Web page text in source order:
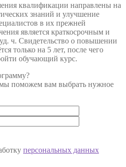
квалификации направлены на
знаний и улучшение
в их прежней
является краткосрочным и
ч. Свидетельство о повышении
только на 5 лет, после чего
обучающий курс.
поможем вам выбрать нужное
персональных данных